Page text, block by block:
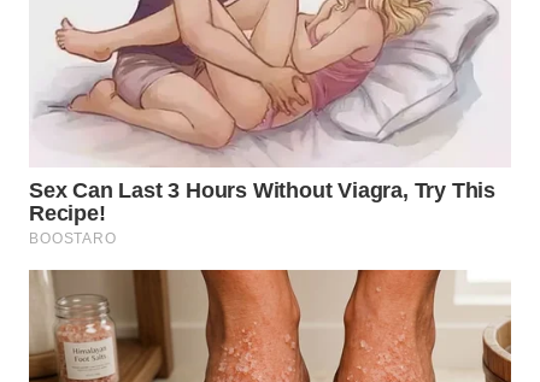
WN
TANGERANG
WN
WN
CIREBON
WN
INDRAMAYU